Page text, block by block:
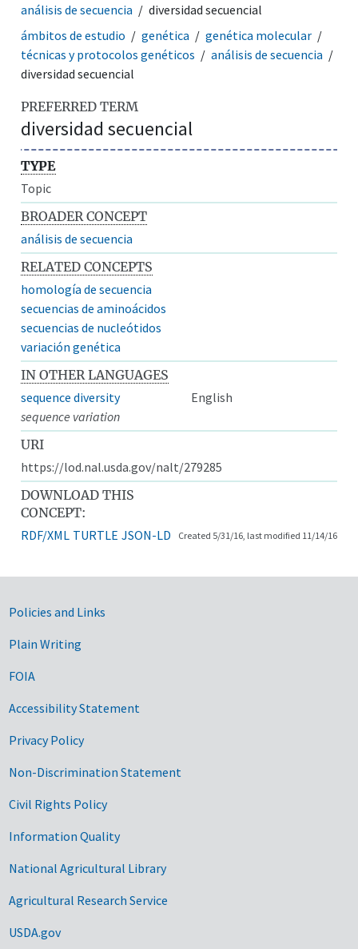
análisis de secuencia
diversidad secuencial
ámbitos de estudio
genética
genética molecular
técnicas y protocolos genéticos
análisis de secuencia
diversidad secuencial
PREFERRED TERM
diversidad secuencial
TYPE
Topic
BROADER CONCEPT
análisis de secuencia
RELATED CONCEPTS
homología de secuencia
secuencias de aminoácidos
secuencias de nucleótidos
variación genética
IN OTHER LANGUAGES
sequence diversity
English
sequence variation
URI
https://lod.nal.usda.gov/nalt/279285
DOWNLOAD THIS
CONCEPT:
RDF/XML TURTLE JSON-LD Created 5/31/16, last modified 11/14/16
Government Links
Policies and Links
Plain Writing
FOIA
Accessibility Statement
Privacy Policy
Non-Discrimination Statement
Civil Rights Policy
Information Quality
National Agricultural Library
Agricultural Research Service
USDA.gov